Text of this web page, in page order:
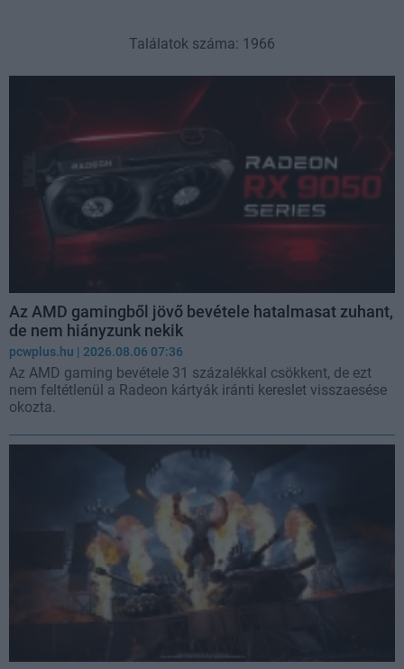
Találatok száma: 1966
Az AMD gamingből jövő bevétele hatalmasat zuhant,
de nem hiányzunk nekik
pcwplus.hu | 2026.08.06 07:36
Az AMD gaming bevétele 31 százalékkal csökkent, de ezt
nem feltétlenül a Radeon kártyák iránti kereslet visszaesése
okozta.